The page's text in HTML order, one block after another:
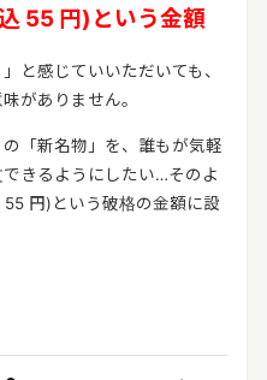
55 円)という金額
と感じていいただいても、
がありません。
「新名物」を、誰もが気軽
きるようにしたい…そのよ
円)という破格の金額に設